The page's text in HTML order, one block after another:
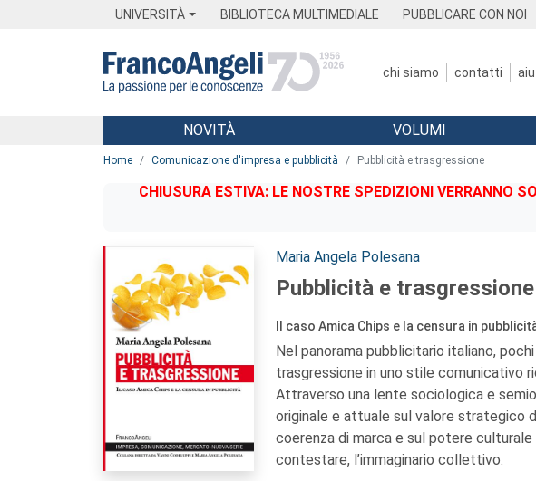
UNIVERSITÀ BIBLIOTECA MULTIMEDIALE PUBBLICARE CON NOI
chi siamo contatti
Menu
NOVITÀ VOLUMI
Home Comunicazione d'impresa e pubblicità Pubblicità e trasgressione
CHIUSURA ESTIVA: LE NOSTRE SPEDIZIONI VERRANNO
Autori:
Maria Angela Polesana
Pubblicità e trasgressione
Il caso Amica Chips e la censura in
Nel panorama pubblicitario italiano,
trasgressione in uno stile comunicativo
Attraverso una lente sociologica e
originale e attuale sul valore strategico
coerenza di marca e sul potere
contestare, l’immaginario collettivo.